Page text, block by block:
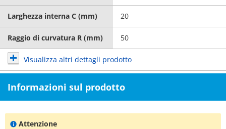
Larghezza interna C (mm) 20
Raggio di curvatura R (mm) 50
Visualizza altri dettagli prodotto
Informazioni sul prodotto
Attenzione